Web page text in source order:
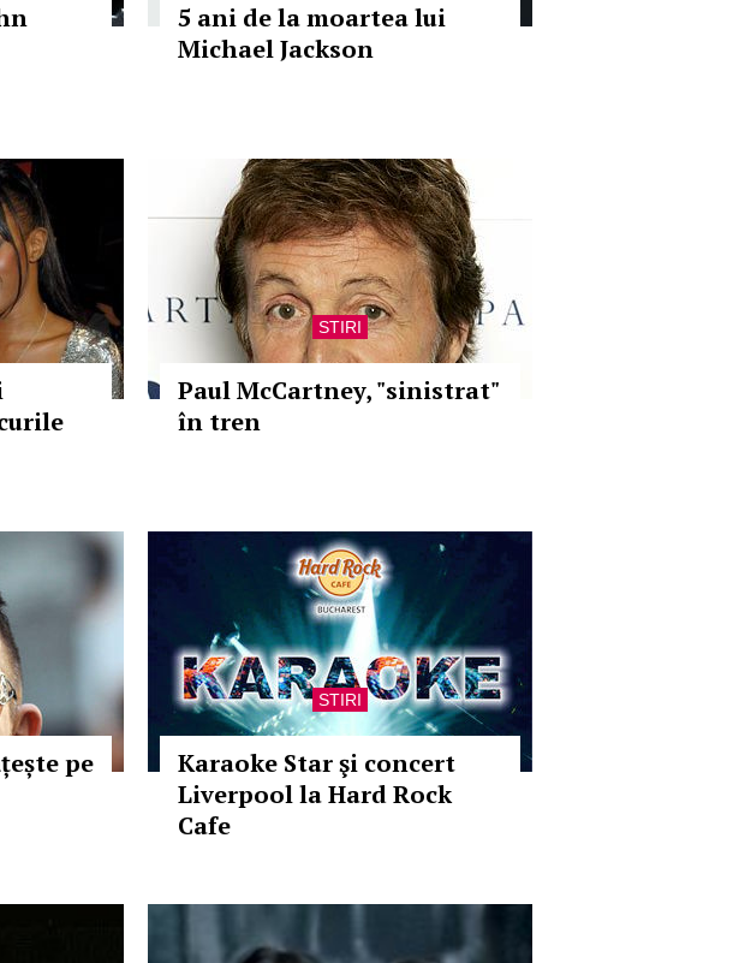
5 ani de la moartea lui
Michael Jackson
STIRI
Paul McCartney, "sinistrat"
în tren
pe
STIRI
Karaoke Star şi concert
Liverpool la Hard Rock
Cafe